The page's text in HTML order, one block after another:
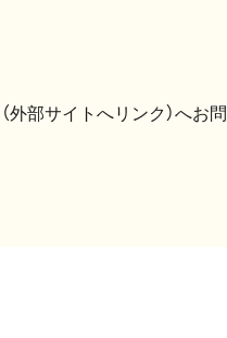
（外部サイトへリンク）へお問